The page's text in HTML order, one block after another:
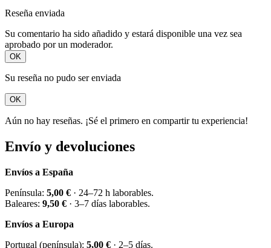
Reseña enviada
Su comentario ha sido añadido y estará disponible una vez sea
aprobado por un moderador.
OK
Su reseña no pudo ser enviada
OK
Aún no hay reseñas. ¡Sé el primero en compartir tu experiencia!
Envío y devoluciones
Envíos a España
Península: 5,00 € · 24–72 h laborables.
Baleares: 9,50 € · 3–7 días laborables.
Envíos a Europa
Portugal (península): 5,00 € · 2–5 días.